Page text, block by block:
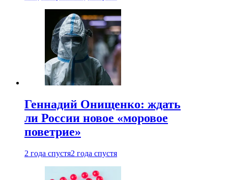
Геннадий Онищенко: ждать
ли России новое «моровое
поветрие»
2 года спустя2 года спустя